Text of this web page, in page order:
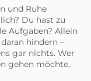
und Ruhe
Du hast zu
Aufgaben? Allein
hindern –
gar nichts. Wer
gehen möchte,